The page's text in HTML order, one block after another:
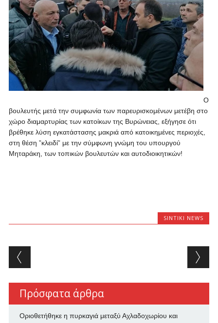
Ο
βουλευτής μετά την συμφωνία των παρευρισκομένων μετέβη στο
χώρο διαμαρτυρίας των κατοίκων της Βυρώνειας, εξήγησε ότι
βρέθηκε λύση εγκατάστασης μακριά από κατοικημένες περιοχές,
στη θέση ”κλειδί” με την σύμφωνη γνώμη του υπουργού
Μηταράκη, των τοπικών βουλευτών και αυτοδιοικητικών!
SINTIKI NEWS
Post navigation
Πρόσφατα άρθρα
Οριοθετήθηκε η πυρκαγιά μεταξύ Αχλαδοχωρίου και